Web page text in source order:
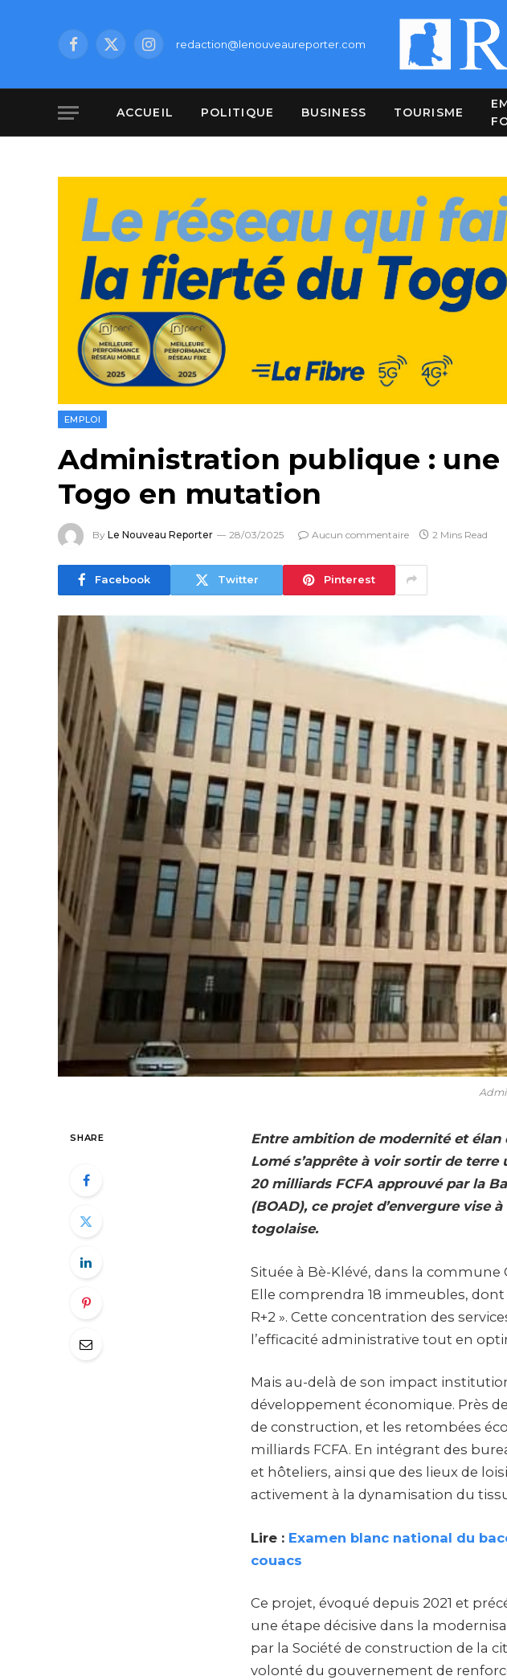
Facebook
X
Instagramredaction@lenouveaureporter.com
ACCUEIL POLITIQUE BUSINESS TOURISME
EMPLOI
Administration publique :
Togo en mutation
By Le Nouveau Reporter 28/03/2025 Aucun commentaire 2 Mins Read
Facebook Twitter Pinterest
SHARE
Entre ambition de modernité et
Lomé s’apprête à voir sortir de
20 milliards FCFA approuvé par la
(BOAD), ce projet d’envergure vise
togolaise.
Située à Bè-Klévé, dans la commune
Elle comprendra 18 immeubles, dont
R+2 ». Cette concentration des
l’efficacité administrative tout en
Mais au-delà de son impact
développement économique. Près
de construction, et les retombées
milliards FCFA. En intégrant des
et hôteliers, ainsi que des lieux de
activement à la dynamisation du
Lire : Examen blanc national du
couacs
Ce projet, évoqué depuis 2021 et
une étape décisive dans la
par la Société de construction de la
volonté du gouvernement de